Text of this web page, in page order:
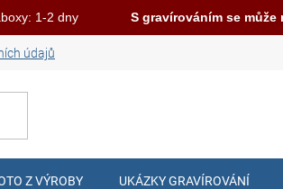
1-2 dny
S gravírováním se
údajů
Z VÝROBY UKÁZKY GRAVÍROVÁNÍ